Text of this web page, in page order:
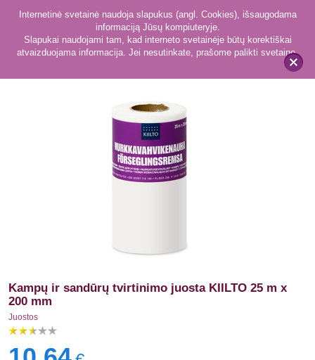
x
Internetinė svetainė naudoja slapukus (angl. Cookies), išsaugodama
informaciją Jūsų kompiuteryje.
Slapukai naudojami tam, kad interneto svetainėje būtų korektiškai
atvaizduojama informacija. Jei nesutinkate, prašome palikti svetainę.
Juostos 116
Kampų ir sandūrų tvirtinimo juosta KIILTO 25 m x
200 mm
Juostos